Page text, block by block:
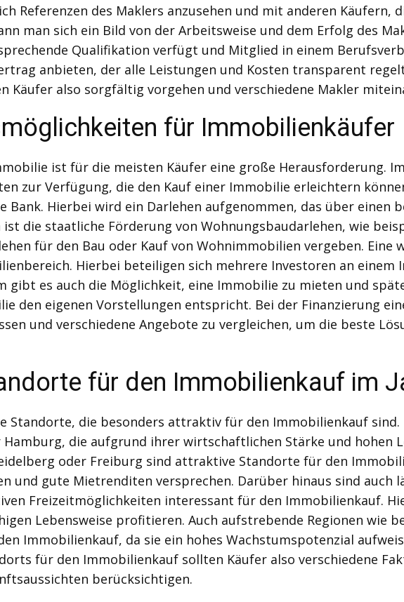
Referenzen des Maklers anzusehen und mit anderen
man sich ein Bild von der Arbeitsweise und dem Erfolg des
Qualifikation verfügt und Mitglied in einem
anbieten, der alle Leistungen und Kosten transparent
Käufer also sorgfältig vorgehen und verschiedene Makler
für Immobilienkäufer
ist für die meisten Käufer eine große Herausforderung.
zur Verfügung, die den Kauf einer Immobilie erleichtern
Bank. Hierbei wird ein Darlehen aufgenommen, das über
die staatliche Förderung von Wohnungsbaudarlehen, wie
für den Bau oder Kauf von Wohnimmobilien vergeben.
Hierbei beteiligen sich mehrere Investoren an
gibt es auch die Möglichkeit, eine Immobilie zu mieten und
den eigenen Vorstellungen entspricht. Bei der Finanzierung
und verschiedene Angebote zu vergleichen, um die beste
für den Immobilienkauf im
Standorte, die besonders attraktiv für den Immobilienkauf
die aufgrund ihrer wirtschaftlichen Stärke und hohen
oder Freiburg sind attraktive Standorte für den
und gute Mietrenditen versprechen. Darüber hinaus sind auch
Freizeitmöglichkeiten interessant für den Immobilienkauf.
Lebensweise profitieren. Auch aufstrebende Regionen wie
Immobilienkauf, da sie ein hohes Wachstumspotenzial
für den Immobilienkauf sollten Käufer also verschiedene
berücksichtigen.